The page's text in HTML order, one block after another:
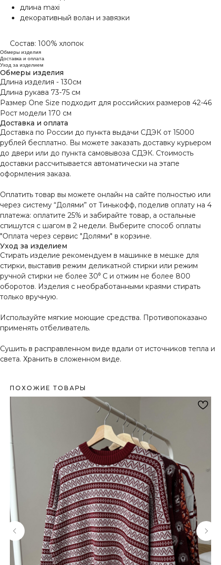
длина maxi
декоративный волан и завязки
Состав: 100% хлопок
Обмеры изделия
Доставка и оплата
Уход за изделием
Обмеры изделия
Длина изделия - 130см
Длина рукава 73-75 см
Размер One Size подходит для российских размеров 42-46
Рост модели 170 см
Доставка и оплата
Доставка по России до пункта выдачи СДЭК от 15000
рублей бесплатно. Вы можете заказать доставку курьером
до двери или до пункта самовывоза СДЭК. Стоимость
доставки рассчитывается автоматически на этапе
оформления заказа.
Оплатить товар вы можете онлайн на сайте полностью или
через систему “Долями” от Тинькофф, поделив оплату на 4
платежа: оплатите 25% и забирайте товар, а остальные
спишутся с шагом в 2 недели. Выберите способ оплаты
"Оплата через сервис "Долями" в корзине.
Уход за изделием
Стирать изделие рекомендуем в машинке в мешке для
стирки, выставив режим деликатной стирки или режим
ручной стирки не более 30⁰ С и отжим не более 800
оборотов. Изделия с необработанными краями стирать
только вручную.
Используйте мягкие моющие средства. Противопоказано
применять отбеливатель.
Сушить в расправленном виде вдали от источников тепла и
света. Хранить в сложенном виде.
ПОХОЖИЕ ТОВАРЫ
ИСКЛЮЧИТЕЛЬНОЕ КАЧЕСТВО КАЖДОГО
ИЗДЕЛИЯ
Контроль качества на каждом этапе
производства